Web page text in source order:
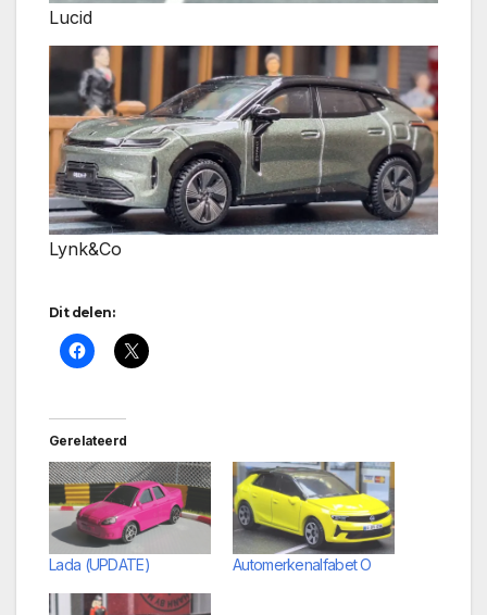
Lucid
Lynk&Co
Dit delen:
Gerelateerd
Lada (UPDATE) Automerkenalfabet O